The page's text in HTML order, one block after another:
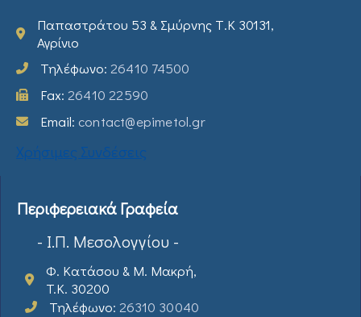
Παπαστράτου 53 & Σμύρνης Τ.Κ 30131,
Αγρίνιο
Τηλέφωνο: 26410 74500
Fax: 26410 22590
Email: contact@epimetol.gr
Χρήσιμες Συνδέσεις
Περιφερειακά Γραφεία
- Ι.Π. Μεσολογγίου -
Φ. Κατάσου & Μ. Μακρή,
T.K. 30200
Τηλέφωνο: 26310 30040